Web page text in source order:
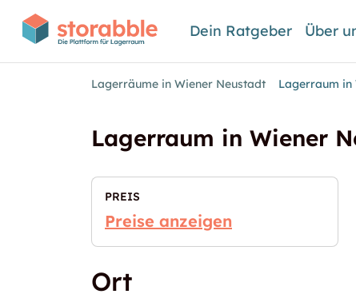
Dein Ratgeber Über
Lagerräume in Wiener Neustadt Lagerraum in
Lagerraum in Wiener
PREIS
Preise anzeigen
Ort